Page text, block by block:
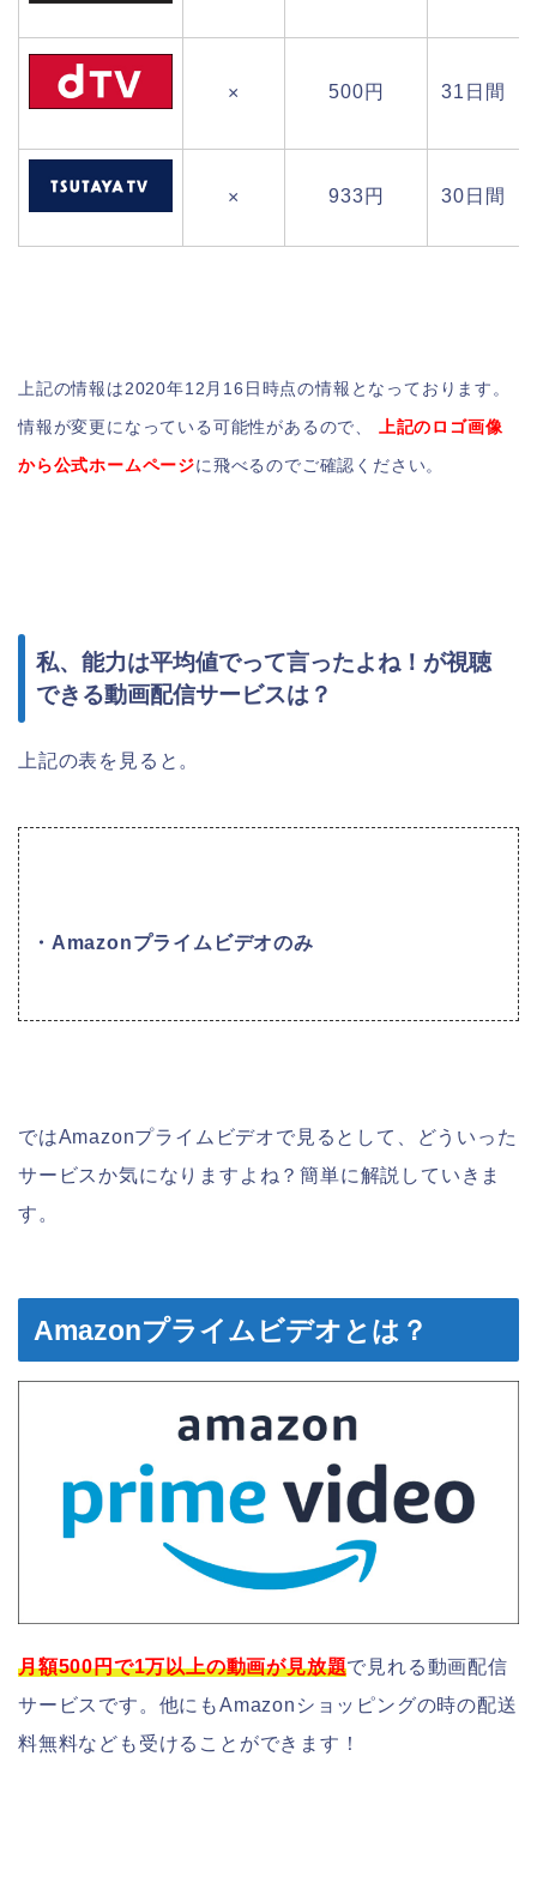
× 500円 31日間
× 933円 30日間
上記の情報は2020年12月16日時点の情報となっております。
情報が変更になっている可能性があるので、 上記のロゴ画像
から公式ホームページに飛べるのでご確認ください。
私、能力は平均値でって言ったよね！が視聴
できる動画配信サービスは？
上記の表を見ると。
・Amazonプライムビデオのみ
ではAmazonプライムビデオで見るとして、どういった
サービスか気になりますよね？簡単に解説していきま
す。
Amazonプライムビデオとは？
月額500円で1万以上の動画が見放題で見れる動画配信
サービスです。他にもAmazonショッピングの時の配送
料無料なども受けることができます！